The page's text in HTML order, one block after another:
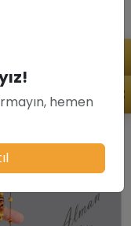
TL
1 adet kaldı!
hemen